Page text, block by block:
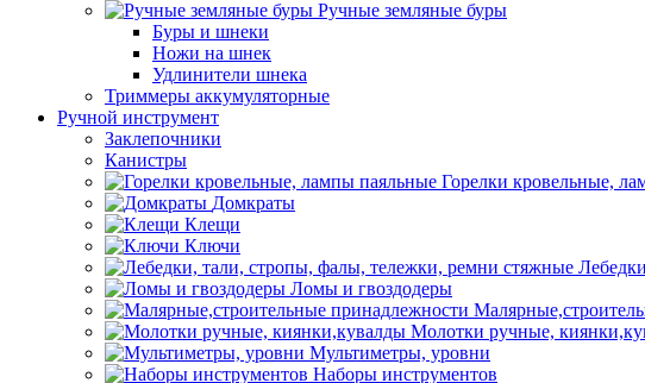
Ручные земляные буры
Буры и шнеки
Ножи на шнек
Удлинители шнека
Триммеры аккумуляторные
Ручной инструмент
Заклепочники
Канистры
Горелки кровельные,
Домкраты
Клещи
Ключи
Ломы и гвоздодеры
Молотки ручные,
Мультиметры, уровни
Наборы инструментов